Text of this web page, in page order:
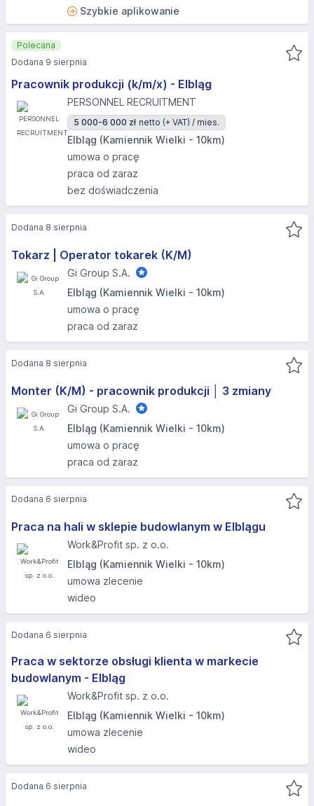
Szybkie aplikowanie
Pracownik produkcji (k/m/x) - Elbląg
PERSONNEL RECRUITMENT
5 000-6 000 zł netto (+ VAT) / mies.
Elbląg (Kamiennik Wielki - 10km)
umowa o pracę
praca od zaraz
bez doświadczenia
Polecana
Dodana 9 sierpnia
Tokarz | Operator tokarek (K/M)
Gi Group S.A.
Elbląg (Kamiennik Wielki - 10km)
umowa o pracę
praca od zaraz
Dodana 8 sierpnia
Monter (K/M) - pracownik produkcji │ 3 zmiany
Gi Group S.A.
Elbląg (Kamiennik Wielki - 10km)
umowa o pracę
praca od zaraz
Dodana 8 sierpnia
Praca na hali w sklepie budowlanym w Elblągu
Work&Profit sp. z o.o.
Elbląg (Kamiennik Wielki - 10km)
umowa zlecenie
wideo
Dodana 6 sierpnia
Praca w sektorze obsługi klienta w markecie
budowlanym - Elbląg​
Work&Profit sp. z o.o.
Elbląg (Kamiennik Wielki - 10km)
umowa zlecenie
wideo
Dodana 6 sierpnia
Dodana 6 sierpnia